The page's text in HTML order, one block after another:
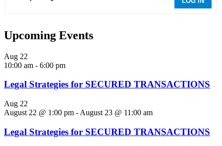
Upcoming Events
Aug 22
10:00 am - 6:00 pm
Legal Strategies for SECURED TRANSACTIONS
Aug 22
August 22 @ 1:00 pm - August 23 @ 11:00 am
Legal Strategies for SECURED TRANSACTIONS